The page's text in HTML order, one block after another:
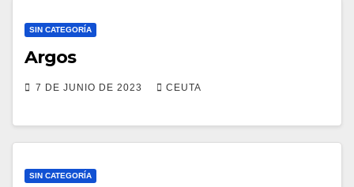
SIN CATEGORÍA
Argos
7 DE JUNIO DE 2023 CEUTA
SIN CATEGORÍA